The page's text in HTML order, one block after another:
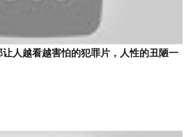
让人越看越害怕的犯罪片，人性的丑陋一